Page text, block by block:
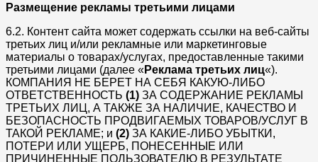
Размещение рекламы третьими лицами
6.2. Контент сайта может содержать ссылки на веб-сайты
третьих лиц и/или рекламные или маркетинговые
материалы о товарах/услугах, предоставленные такими
третьими лицами (далее «Реклама третьих лиц«).
КОМПАНИЯ НЕ БЕРЕТ НА СЕБЯ КАКУЮ-ЛИБО
ОТВЕТСТВЕННОСТЬ (1) ЗА СОДЕРЖАНИЕ РЕКЛАМЫ
ТРЕТЬИХ ЛИЦ, А ТАКЖЕ ЗА НАЛИЧИЕ, КАЧЕСТВО И
БЕЗОПАСНОСТЬ ПРОДВИГАЕМЫХ ТОВАРОВ/УСЛУГ В
ТАКОЙ РЕКЛАМЕ; и (2) ЗА КАКИЕ-ЛИБО УБЫТКИ,
ПОТЕРИ ИЛИ УЩЕРБ, ПОНЕСЕННЫЕ ИЛИ
ПРИЧИНЕННЫЕ ПОЛЬЗОВАТЕЛЮ В РЕЗУЛЬТАТЕ